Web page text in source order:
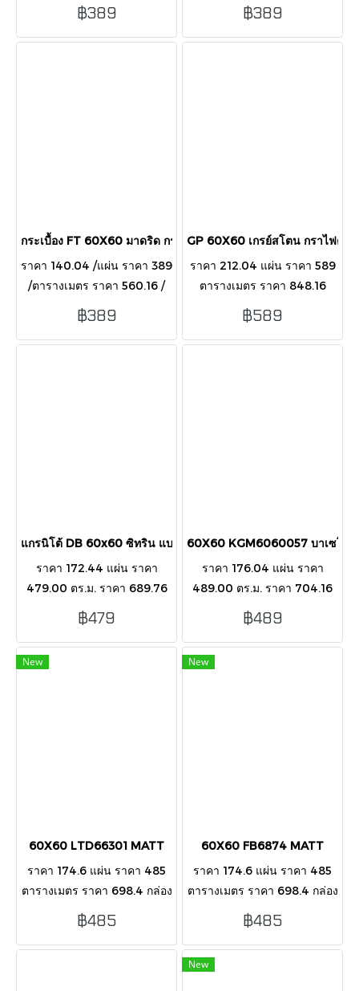
กล่อง บรรจุ 4 แผ่น/กล่อง/1.44
ตารางเมตร
฿389
กล่อง บรรจุ 4 แผ่น/กล่อง/1.44
ตารางเมตร
฿389
กระเบื้อง FT 60X60 มาดริด กราไฟต์ (HYG) R/T PM
ราคา 140.04 /แผ่น ราคา 389
/ตารางเมตร ราคา 560.16 /
กล่อง บรรจุ 4 แผ่น/กล่อง/1.44
ตารางเมตร
฿389
GP 60X60 เกรย์สโตน กราไฟต์
ราคา 212.04 แผ่น ราคา 589
ตารางเมตร ราคา 848.16
กล่อง บรรจุ 4 แผ่น/กล่อง/1.44
ตารางเมตร
฿589
แกรนิโต้ DB 60x60 ซิทริน แบล็ค AK603(40) H.G.
ราคา 172.44 แผ่น ราคา
479.00 ตร.ม. ราคา 689.76
กล่อง บรรจุ 1
กล่อง/4แผ่น/1.44ตารางเมตร
฿479
60X60 KGM6060057 บาเซโร
ราคา 176.04 แผ่น ราคา
489.00 ตร.ม. ราคา 704.16
กล่อง 1 กล่อง 4 แผ่น 1.44
ตารางเมตร
฿489
New
60X60 LTD66301 MATT
ราคา 174.6 แผ่น ราคา 485
ตารางเมตร ราคา 698.4 กล่อง
บรรจุ 4 แผ่น/กล่อง/1.44
ตารางเมตร
฿485
New
60X60 FB6874 MATT
ราคา 174.6 แผ่น ราคา 485
ตารางเมตร ราคา 698.4 กล่อง
บรรจุ 4 แผ่น/กล่อง/1.44
ตารางเมตร
฿485
New